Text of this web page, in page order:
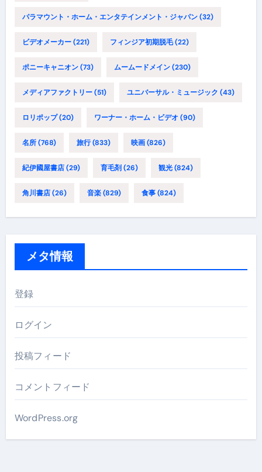
パラマウント・ホーム・エンタテインメント・ジャパン(32)
ビデオメーカー(221) フィンジア初期脱毛(22)
ポニーキャニオン(73) ムームードメイン(230)
メディアファクトリー(51) ユニバーサル・ミュージック (43)
ロリポップ(20) ワーナー・ホーム・ビデオ (90)
名所(768) 旅行(833) 映画(826)
紀伊國屋書店(29) 育毛剤 (26) 観光(824)
角川書店(26) 音楽(829) 食事(824)
メタ情報
登録
ログイン
投稿フィード
コメントフィード
WordPress.org